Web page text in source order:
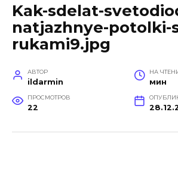
Kak-sdelat-
natjazhnye-potolki-
rukami9.jpg
АВТОР
ildarmin
НА
мин
ПРОСМОТРОВ
22